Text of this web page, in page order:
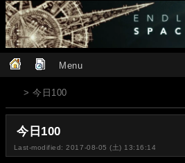
Menu
> 今日100
今日100
Last-modified: 2017-08-05 (土) 13:16:14